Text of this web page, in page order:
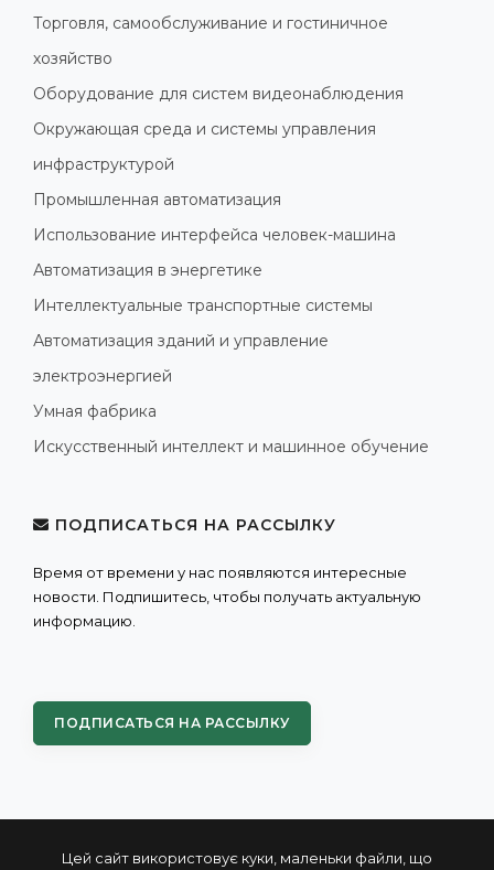
Цей сайт використовує куки, маленьки файли, що
Торговля, самообслуживание и гостиничное
хозяйство
Оборудование для систем видеонаблюдения
Окружающая среда и системы управления
инфраструктурой
Промышленная автоматизация
Использование интерфейса человек-машина
Автоматизация в энергетике
Интеллектуальные транспортные системы
Автоматизация зданий и управление
электроэнергией
Умная фабрика
Искусственный интеллект и машинное обучение
ПОДПИСАТЬСЯ НА РАССЫЛКУ
Время от времени у нас появляются интересные
новости. Подпишитесь, чтобы получать актуальную
информацию.
ПОДПИСАТЬСЯ НА РАССЫЛКУ